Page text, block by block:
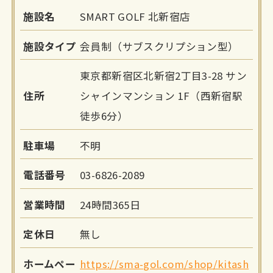
施設名 SMART GOLF 北新宿店
施設タイプ 会員制（サブスクリプション型）
住所
東京都新宿区北新宿2丁目3-28 サン
シャインマンション 1F（西新宿駅
徒歩6分）
駐車場 不明
電話番号 03-6826-2089
営業時間 24時間365日
定休日 無し
ホームペー https://sma-gol.com/shop/kitash